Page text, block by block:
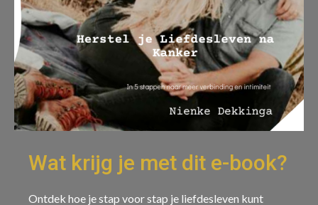
Wat krijg je met dit e-book?
Ontdek hoe je stap voor stap je liefdesleven kunt